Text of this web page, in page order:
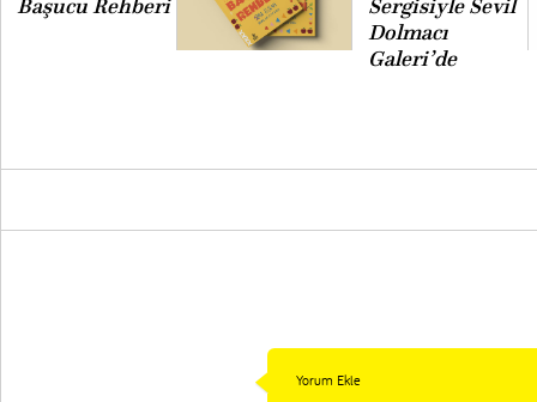
Başucu Rehberi
Sergisiyle Sevil
Dolmacı
Galeri’de